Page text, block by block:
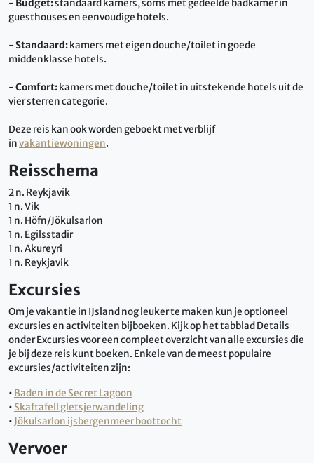
- Budget:standaard kamers, soms met gedeelde badkamer in
guesthouses en eenvoudige hotels.
-Standaard: kamers met eigen douche/toilet in goede
middenklasse hotels.
-Comfort: kamers met douche/toilet in uitstekende hotels uit de
vier sterren categorie.
Deze reis kan ook worden geboekt met verblijf
invakantiewoningen.
Reisschema
2 n. Reykjavik
1 n. Vik
1 n. Höfn/Jökulsarlon
1 n. Egilsstadir
1 n. Akureyri
1 n. Reykjavik
Excursies
Om je vakantie in IJsland nog leuker te maken kun je optioneel
excursies en activiteiten bijboeken. Kijk op het tabblad Details
onder Excursies voor een compleet overzicht van alle excursies die
je bij deze reis kunt boeken. Enkele van de meest populaire
excursies/activiteiten zijn:
• Baden in de Secret Lagoon
• Skaftafell gletsjerwandeling
• Jökulsarlon ijsbergenmeer boottocht
Vervoer